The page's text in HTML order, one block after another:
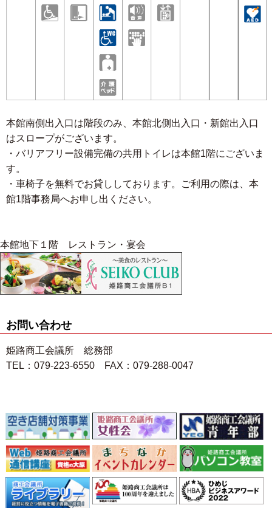
本館南側出入口は階段のみ、本館北側出入口・新館出入口
はスロープがございます。
・バリアフリー設備完備の共用トイレは本館1階にございま
す。
・車椅子を無料でお貸ししております。ご利用の際は、本
館1階事務局へお申し出ください。
本館地下１階 レストラン・宴会
お問い合わせ
姫路商工会議所 総務部
TEL：079-223-6550 FAX：079-288-0047